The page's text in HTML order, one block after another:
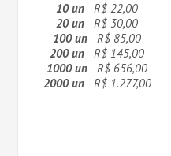
10 un - R$ 22,00
20 un - R$ 30,00
100 un - R$ 85,00
200 un - R$ 145,00
1000 un - R$ 656,00
2000 un- R$ 1.277,00